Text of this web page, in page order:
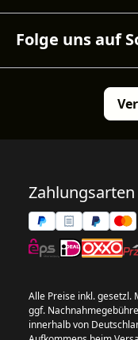
Folge uns auf
Zahlungsarten
Alle Preise inkl. gesetzl.
ggf.
innerhalb von